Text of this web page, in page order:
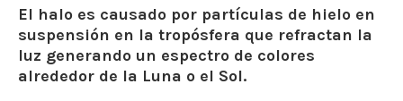
El halo es causado por partículas de hielo en
suspensión en la tropósfera que refractan la
luz generando un espectro de colores
alrededor de la Luna o el Sol.